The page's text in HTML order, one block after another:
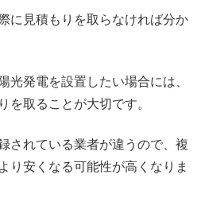
に見積もりを取らなければ分か
光発電を設置したい場合には、
を取ることが大切です。
されている業者が違うので、複
り安くなる可能性が高くなりま